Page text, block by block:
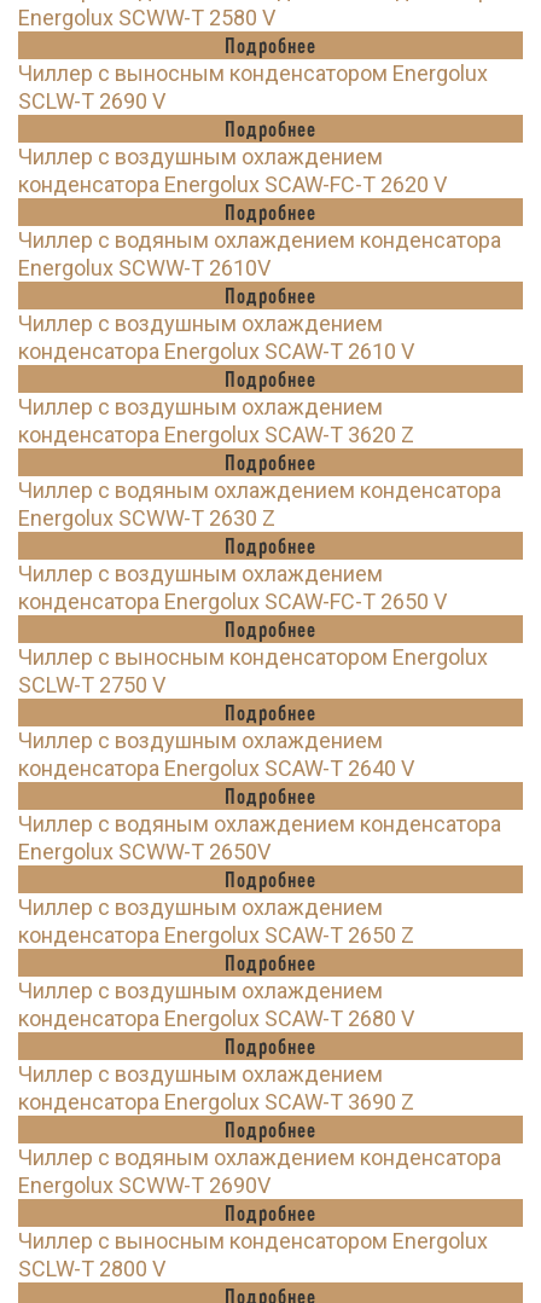
Energolux SCWW-T 2580 V
Подробнее
Чиллер с выносным конденсатором Energolux
SCLW-T 2690 V
Подробнее
Чиллер с воздушным охлаждением
конденсатора Energolux SCAW-FC-T 2620 V
Подробнее
Чиллер с водяным охлаждением конденсатора
Energolux SCWW-T 2610V
Подробнее
Чиллер с воздушным охлаждением
конденсатора Energolux SCAW-T 2610 V
Подробнее
Чиллер с воздушным охлаждением
конденсатора Energolux SCAW-T 3620 Z
Подробнее
Чиллер с водяным охлаждением конденсатора
Energolux SCWW-T 2630 Z
Подробнее
Чиллер с воздушным охлаждением
конденсатора Energolux SCAW-FC-T 2650 V
Подробнее
Чиллер с выносным конденсатором Energolux
SCLW-T 2750 V
Подробнее
Чиллер с воздушным охлаждением
конденсатора Energolux SCAW-T 2640 V
Подробнее
Чиллер с водяным охлаждением конденсатора
Energolux SCWW-T 2650V
Подробнее
Чиллер с воздушным охлаждением
конденсатора Energolux SCAW-T 2650 Z
Подробнее
Чиллер с воздушным охлаждением
конденсатора Energolux SCAW-T 2680 V
Подробнее
Чиллер с воздушным охлаждением
конденсатора Energolux SCAW-T 3690 Z
Подробнее
Чиллер с водяным охлаждением конденсатора
Energolux SCWW-T 2690V
Подробнее
Чиллер с выносным конденсатором Energolux
SCLW-T 2800 V
Подробнее